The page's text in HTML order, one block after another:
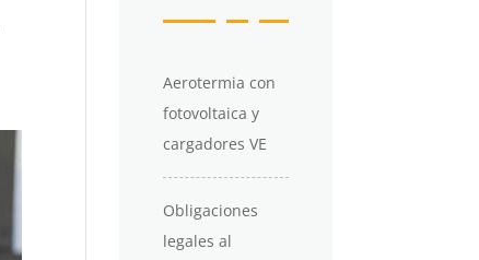
Aerotermia con
fotovoltaica y
cargadores VE
Obligaciones
legales al